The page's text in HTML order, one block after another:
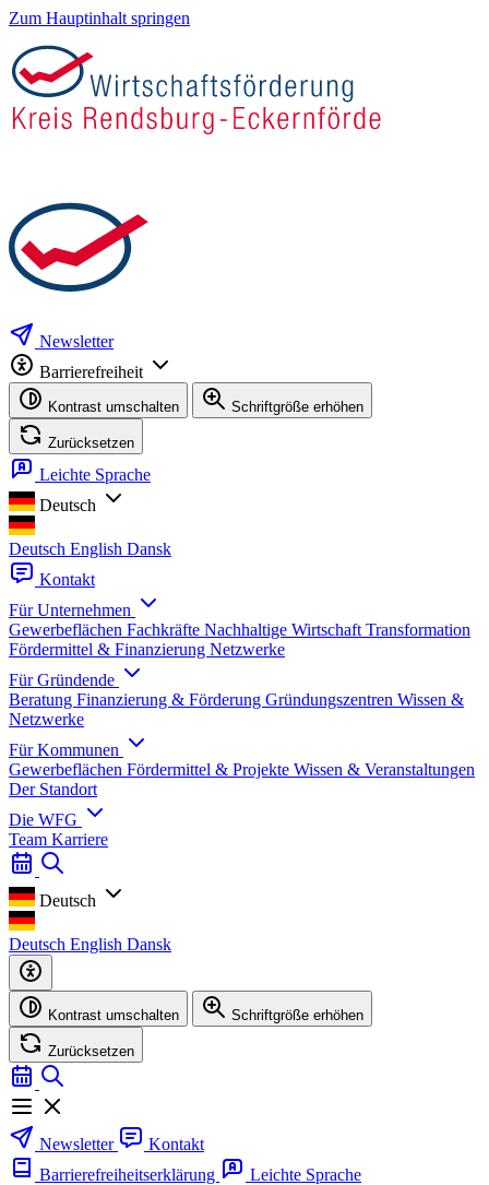
Zum Hauptinhalt springen
Newsletter
Barrierefreiheit
Kontrast umschalten Schriftgröße erhöhen
Zurücksetzen
Leichte Sprache
Deutsch
Deutsch English Dansk
Kontakt
Für Unternehmen
Gewerbeflächen Fachkräfte Nachhaltige Wirtschaft Transformation
Fördermittel & Finanzierung Netzwerke
Für Gründende
Beratung Finanzierung & Förderung Gründungszentren Wissen &
Netzwerke
Für Kommunen
Gewerbeflächen Fördermittel & Projekte Wissen & Veranstaltungen
Der Standort
Die WFG
Team Karriere
Deutsch
Deutsch English Dansk
Kontrast umschalten Schriftgröße erhöhen
Zurücksetzen
Newsletter
Kontakt
Barrierefreiheitserklärung
Leichte Sprache